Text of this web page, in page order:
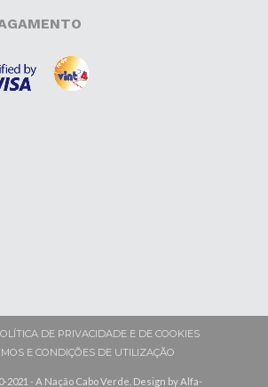
DE PRIVACIDADE E DE COOKIES
E CONDIÇÕES DE UTILIZAÇÃO
- A Nação Cabo Verde. Design by Alfa-